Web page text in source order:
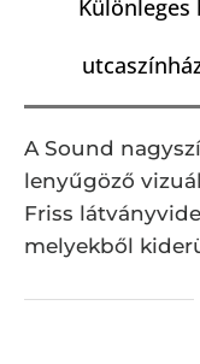
Különleges
A Sound
lenyűgöző
Friss
melyekből